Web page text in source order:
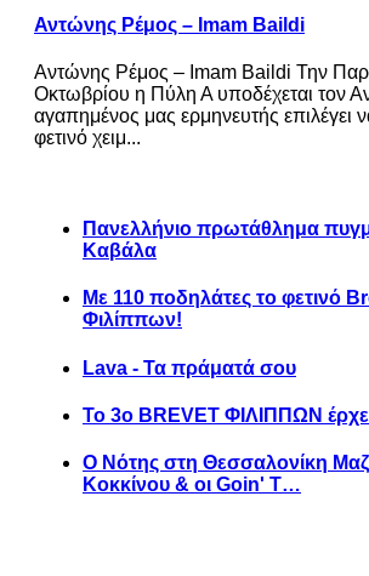
Αντώνης Ρέμος – Imam Baildi
Αντώνης Ρέμος – Imam Baildi Την
Οκτωβρίου η Πύλη Α υποδέχεται τον
αγαπημένος μας ερμηνευτής επιλέγει
φετινό χειμ...
Πανελλήνιο πρωτάθλημα
Καβάλα
Με 110 ποδηλάτες το φετινό
Φιλίππων!
Lava - Τα πράματά σου
Το 3ο BREVET ΦΙΛΙΠΠΩΝ
Ο Νότης στη Θεσσαλονίκη
Κοκκίνου & οι Goin' T…